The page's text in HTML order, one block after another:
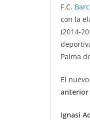
F.C.
con la
(2014-
Palma
El
anterior
Ignasi